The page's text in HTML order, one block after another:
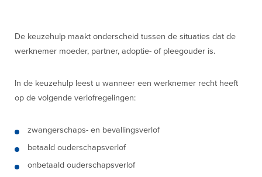
De keuzehulp maakt onderscheid tussen de situaties dat de
werknemer moeder, partner, adoptie- of pleegouder is.
In de keuzehulp leest u wanneer een werknemer recht heeft
op de volgende verlofregelingen:
zwangerschaps- en bevallingsverlof
betaald ouderschapsverlof
onbetaald ouderschapsverlof